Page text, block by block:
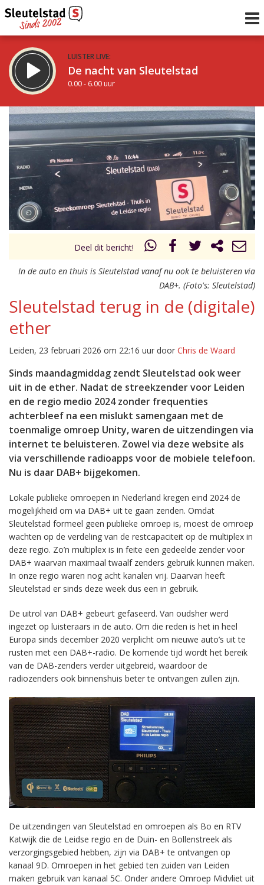
LUISTER LIVE:
De nacht van Sleutelstad
0.00 - 6.00 uur
STRAKS:
De ochtend van Sleutelstad
6.00 - 12.00 uur
Vorig uur
uur 1 van 0 Volgend uur
Deel dit bericht!
In de auto en thuis is Sleutelstad vanaf nu ook te beluisteren via
DAB+. (Foto's: Sleutelstad)
Sleutelstad terug in de (digitale)
ether
Leiden, 23 februari 2026 om 22:16 uur door Chris de Waard
Sinds maandagmiddag zendt Sleutelstad ook weer
uit in de ether. Nadat de streekzender voor Leiden
en de regio medio 2024 zonder frequenties
achterbleef na een mislukt samengaan met de
toenmalige omroep Unity, waren de uitzendingen via
internet te beluisteren. Zowel via deze website als
via verschillende radioapps voor de mobiele telefoon.
Nu is daar DAB+ bijgekomen.
Lokale publieke omroepen in Nederland kregen eind 2024 de
mogelijkheid om via DAB+ uit te gaan zenden. Omdat
Sleutelstad formeel geen publieke omroep is, moest de omroep
wachten op de verdeling van de restcapaciteit op de multiplex in
deze regio. Zo’n multiplex is in feite een gedeelde zender voor
DAB+ waarvan maximaal twaalf zenders gebruik kunnen maken.
In onze regio waren nog acht kanalen vrij. Daarvan heeft
Sleutelstad er sinds deze week dus een in gebruik.
De uitrol van DAB+ gebeurt gefaseerd. Van oudsher werd
ingezet op luisteraars in de auto. Om die reden is het in heel
Europa sinds december 2020 verplicht om nieuwe auto’s uit te
rusten met een DAB+-radio. De komende tijd wordt het bereik
van de DAB-zenders verder uitgebreid, waardoor de
radiozenders ook binnenshuis beter te ontvangen zullen zijn.
De uitzendingen van Sleutelstad en omroepen als Bo en RTV
Katwijk die de Leidse regio en de Duin- en Bollenstreek als
verzorgingsgebied hebben, zijn via DAB+ te ontvangen op
kanaal 9D. Omroepen in het gebied ten zuiden van Leiden
maken gebruik van kanaal 5C. Onder andere Omroep Midvliet uit